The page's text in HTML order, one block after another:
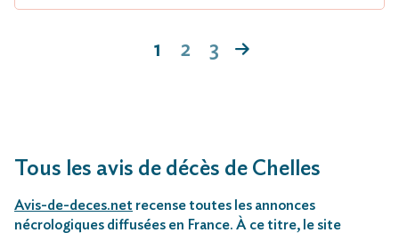
1 2 3
Tous les avis de décès de Chelles
Avis-de-deces.net recense toutes les annonces
nécrologiques diffusées en France. À ce titre, le site